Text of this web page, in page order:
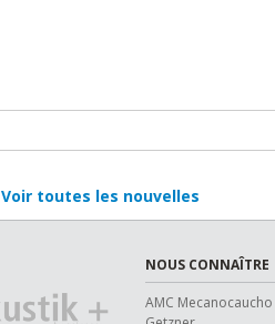
Voir toutes les nouvelles
NOUS CONNAÎTRE
AMC Mecanocaucho